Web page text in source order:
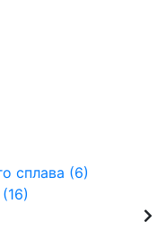
сплава (6)